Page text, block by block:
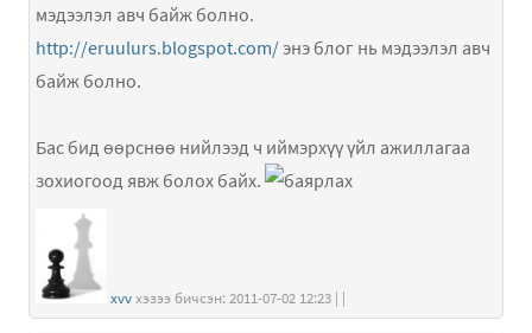
мэдээлэл авч байж болно.
http://eruulurs.blogspot.com/энэ блог нь мэдээлэл авч
байж болно.
Бас бид өөрснөө нийлээд ч иймэрхүү үйл ажиллагаа
зохиогоод явж болох байх.
xvv хэзээ бичсэн: 2011-07-02 12:23 | |